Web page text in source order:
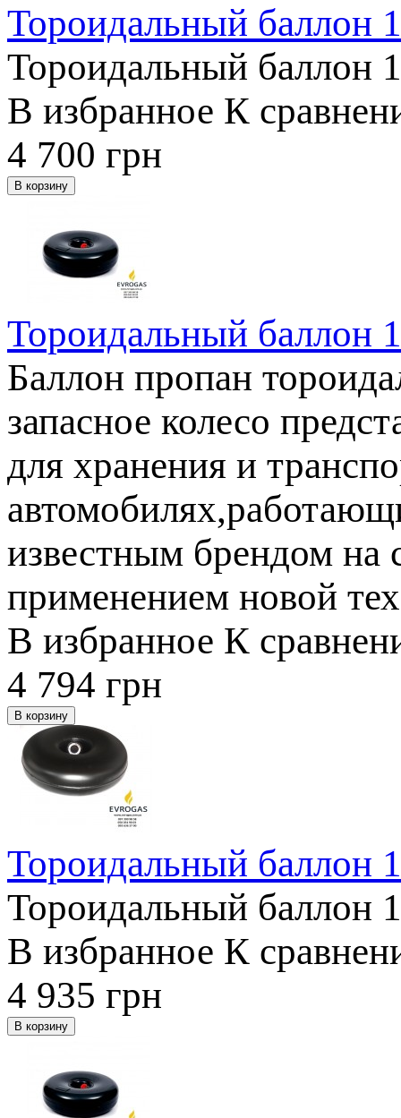
Тороидальный баллон
Тороидальный баллон
В избранное К
4 700 грн
Тороидальный баллон
Баллон пропан
запасное колесо
для хранения и
известным брендом на
применением новой
В избранное К
4 794 грн
Тороидальный баллон
Тороидальный баллон
В избранное К
4 935 грн